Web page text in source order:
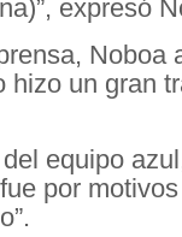
expresó
Noboa
hizo un gran
equipo
por